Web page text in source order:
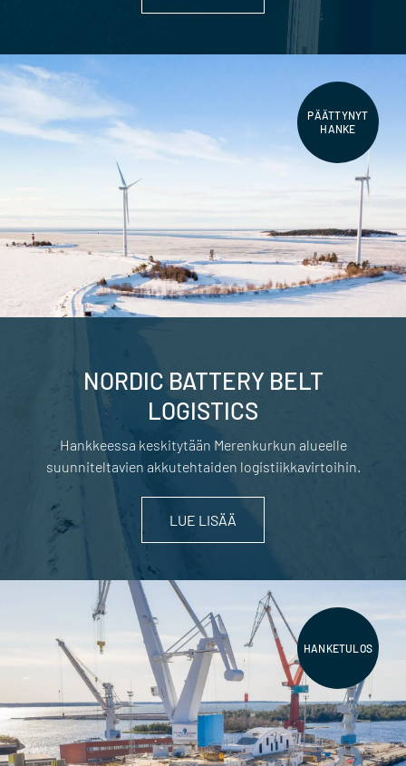
PÄÄTTYNYT
HANKE
NORDIC BATTERY BELT
LOGISTICS
Hankkeessa keskitytään Merenkurkun alueelle
suunniteltavien akkutehtaiden logistiikkavirtoihin.
LUE LISÄÄ
HANKETULOS